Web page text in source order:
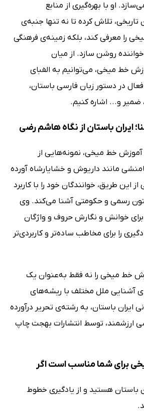
او با بهره‌گیری از منابع
تلاش کرده تا نه تنها جنبه‌ی
را معرفی کند، بلکه زمینه‌ی فرهنگی
خواننده روشن سازد. از میان
خط میخی، می‌توانیم به الفبای
در دستور زبان فارسی باستان،
و... اشاره کنیم.
ایران باستان از نگاه هاشم رضی
خط میخی، نمونه‌هایی از
مانند داریوش و خشایارشاه آورده
طریق، خوانندگان خود را با کاربرد
رسمی و حکومتی آشنا می‌کند. وی
خوانش و نگارش حروف و واژگان
را برای مخاطب ساده‌تر و کاربردی‌تر
خط میخی را نه فقط به‌عنوان یک
آشنایی ملل مختلف با ریشه‌های
ایران باستان، به رشته‌ی تحریر درآورده
ارزشمند، توسط انتشارات بهجت چاپ
برای شما مناسب است اگر
باستان هستید و از یادگیری خطوط